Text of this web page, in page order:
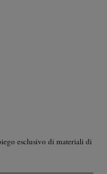
esclusivo di materiali di